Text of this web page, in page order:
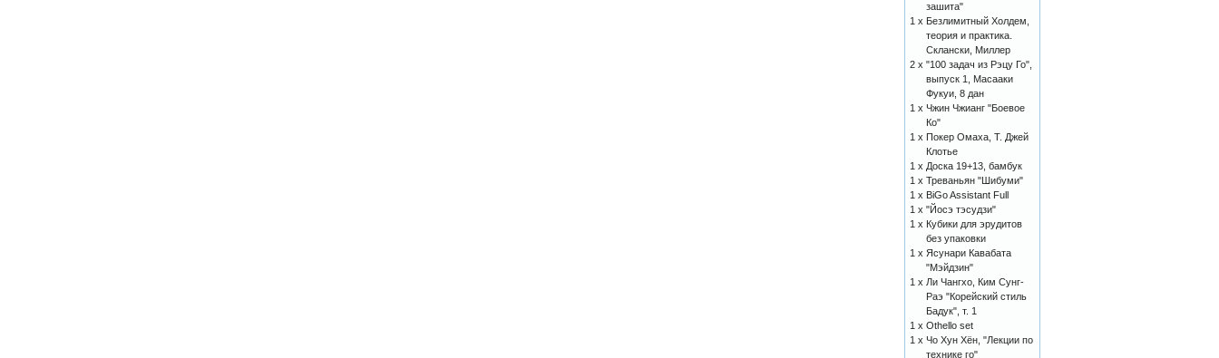
зашита"
1 x Безлимитный Холдем,
теория и практика.
Склански, Миллер
2 x "100 задач из Рэцу Го",
выпуск 1, Масааки
Фукуи, 8 дан
1 x Чжин Чжианг "Боевое
Ко"
1 x Покер Омаха, Т. Джей
Клотье
1 x Доска 19+13, бамбук
1 x Треваньян "Шибуми"
1 x BiGo Assistant Full
1 x "Йосэ тэсудзи"
1 x Кубики для эрудитов
без упаковки
1 x Ясунари Кавабата
"Мэйдзин"
1 x Ли Чангхо, Ким Сунг-
Раэ "Корейский стиль
Бадук", т. 1
1 x Othello set
1 x Чо Хун Хён, "Лекции по
технике го"